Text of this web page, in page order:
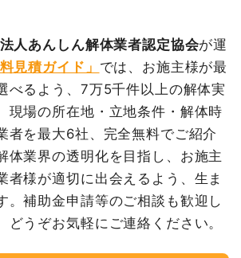
1200m² 3,000円
3,600,000
円
40,000円
1式
184,000円
1式
20,000円
35m³
13,000
円
455,000円
4m³
12,000
48,000円
去
1式
350,000円
1式
150,000円
1式
10,000円
450,000円
199,000円
3,910,000円
391,000円
4,301,000円
人あんしん解体業者認定協会が運
見積ガイド」 では、お施主様が最
べるよう、7万5千件以上の解体実
現場の所在地・立地条件・解体時
者を最大6社、完全無料でご紹介
体業界の透明化を目指し、お施主
者様が適切に出会えるよう、生ま
。補助金申請等のご相談も歓迎し
どうぞお気軽にご連絡ください。